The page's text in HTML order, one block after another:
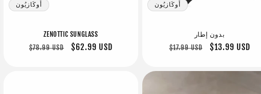
أُوكَازيُون
ZENOTTIC SUNGLASS
سعر
$78.99 USD
سعر
$62.99 USD
أُوكَازيُون
بدون إطار
سعر
$17.99 USD
سعر
$13.99 USD